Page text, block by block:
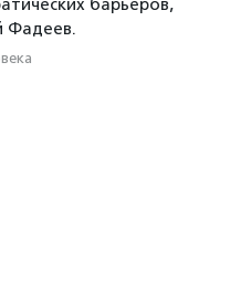
барьеров,
Фадеев.